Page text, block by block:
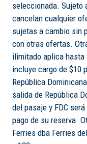
seleccionada. Sujeto
cancelan cualquier
sujetas a cambio sin
con otras ofertas.
ilimitado aplica
incluye cargo de $10
República
salida de República
del pasaje y FDC
pago de su reserva.
Ferries dba Ferries